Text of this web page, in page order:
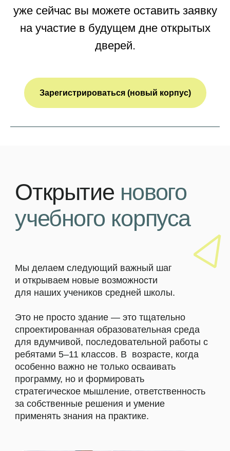
уже сейчас вы можете оставить заявку
на участие в будущем дне открытых
дверей.
Зарегистрироваться (новый корпус)
+7 (968) 380-19-54
+7 (905) 780-58-44
Мы будем рады поговорить с вами с
9:00 до 18:00 в будние дни.
info@nyberg.school
nybergschool@gmail.com